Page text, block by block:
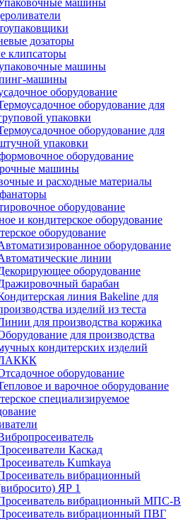
дозаторы
клипсаторы
машины
машины
оборудование
оборудование для
упаковки
оборудование для
упаковки
оборудование
машины
и расходные материалы
оборудование
и кондитерское оборудование
оборудование
оборудование
линии
оборудование
барабан
линия Bakeline для
изделий из теста
для производства коржика
для производства
кондитерских изделий
оборудование
и варочное оборудование
специализируемое
Каскад
Kumkaya
вибрационный
ЯР 1
вибрационный МПС-В
вибрационный ПВГ